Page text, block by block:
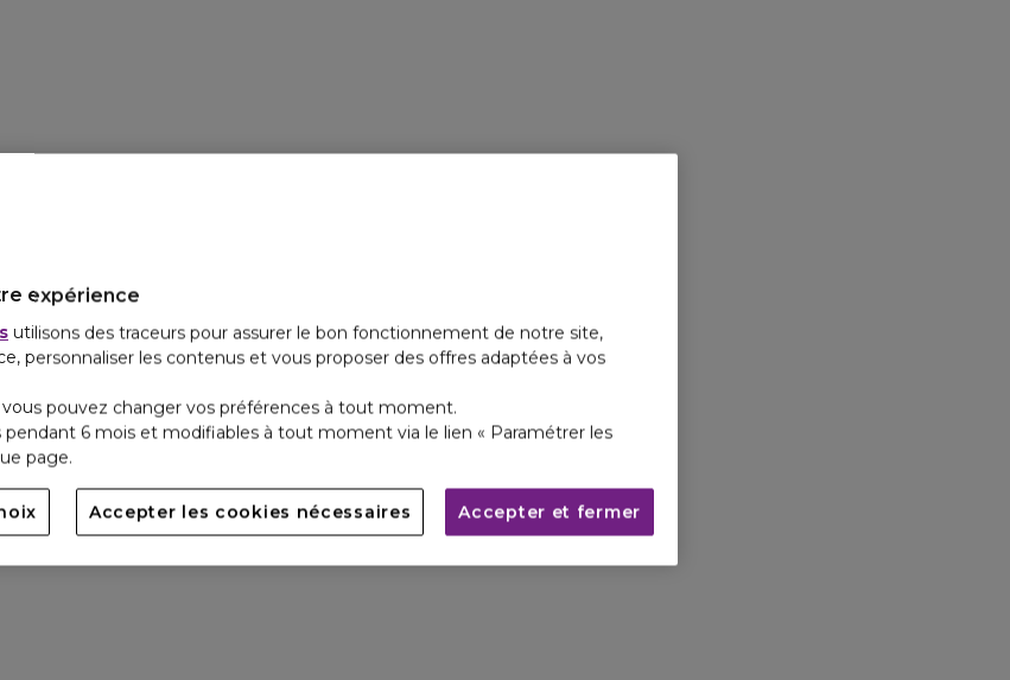
expérience
utilisons des traceurs pour assurer le bon fonctionnement de notre site,
personnaliser les contenus et vous proposer des offres adaptées à vos
vous pouvez changer vos préférences à tout moment.
pendant 6 mois et modifiables à tout moment via le lien « Paramétrer les
page.
Accepter les cookies nécessaires Accepter et fermer